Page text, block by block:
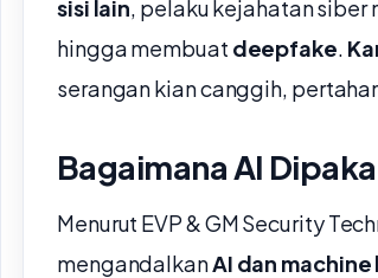
sisi lain, pelaku kejahatan
hingga membuat deepfake.
serangan kian canggih,
Bagaimana AI
Menurut EVP & GM Security
mengandalkanAI dan